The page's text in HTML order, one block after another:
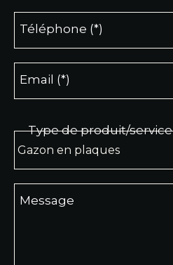
Téléphone (*)
Email (*)
Type de produit/service
Message